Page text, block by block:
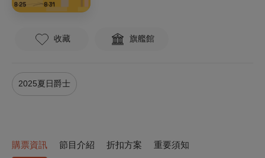
收藏 旗艦館
2025夏日爵士
購票資訊 節目介紹 折扣方案 重要須知